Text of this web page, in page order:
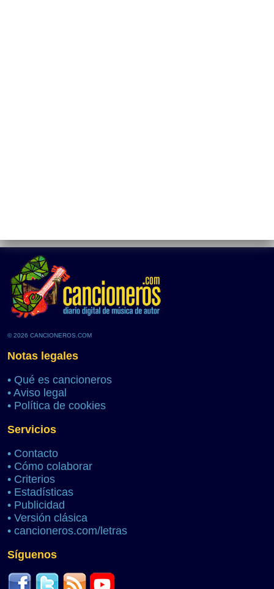
© 2026 CANCIONEROS.COM
Notas legales
• Qué es cancioneros
• Aviso legal
• Política de cookies
Servicios
• Contacto
• Cómo colaborar
• Criterios
• Estadísticas
• Publicidad
• Versión clásica
• cancioneros.com/letras
Síguenos